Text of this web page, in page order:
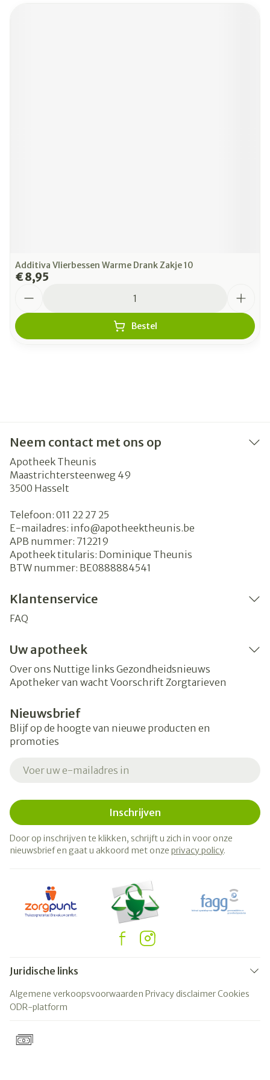
Additiva Vlierbessen Warme Drank Zakje 10
€ 8,95
Bestel
Neem contact met ons op
Apotheek Theunis
Maastrichtersteenweg 49
3500 Hasselt
Telefoon: 011 22 27 25
E-mailadres: info@apotheektheunis.be
APB nummer: 712219
Apotheek titularis: Dominique Theunis
BTW nummer: BE0888884541
Klantenservice
FAQ
Uw apotheek
Over ons Nuttige links Gezondheidsnieuws
Apotheker van wacht Voorschrift Zorgtarieven
Nieuwsbrief
Blijf op de hoogte van nieuwe producten en
promoties
Inschrijven
Door op inschrijven te klikken, schrijft u zich in voor onze
nieuwsbrief en gaat u akkoord met onze privacy policy.
Juridische links
Algemene verkoopsvoorwaarden Privacy disclaimerCookies
ODR-platform